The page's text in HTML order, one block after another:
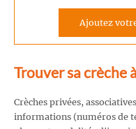
Ajoutez
Trouver sa crèche
Crèches privées,
informations (numéros de